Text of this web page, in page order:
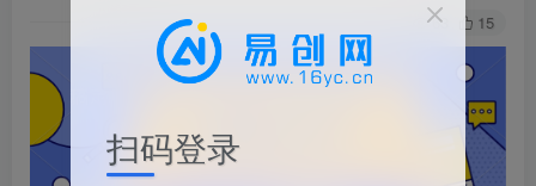
63 15
扫码登录